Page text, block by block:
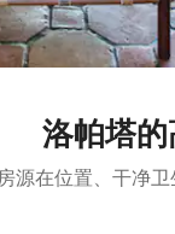
洛帕塔
源在位置、干净卫